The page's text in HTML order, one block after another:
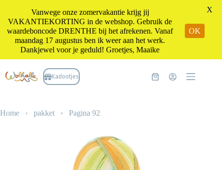
naar
de
Kadootjes Winkelwagen
Home › pakket › Pagina 92
Vanwege onze zomervakantie krijg jij
VAKANTIEKORTING in de webshop. Gebruik de
waardeboncode DRENTHE bij het afrekenen. Vanaf
maandag 17 augustus ben ik weer aan het werk.
Dankjewel voor je geduld! Groetjes, Maaike
OK
X